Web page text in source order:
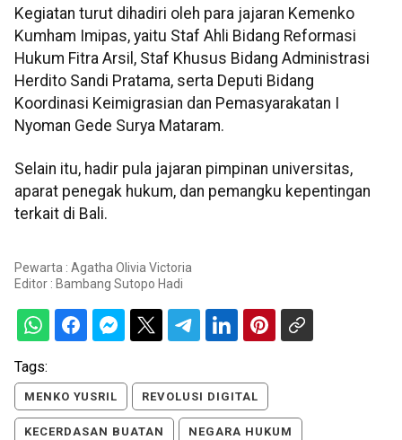
Kegiatan turut dihadiri oleh para jajaran Kemenko
Kumham Imipas, yaitu Staf Ahli Bidang Reformasi
Hukum Fitra Arsil, Staf Khusus Bidang Administrasi
Herdito Sandi Pratama, serta Deputi Bidang
Koordinasi Keimigrasian dan Pemasyarakatan I
Nyoman Gede Surya Mataram.
Selain itu, hadir pula jajaran pimpinan universitas,
aparat penegak hukum, dan pemangku kepentingan
terkait di Bali.
Pewarta : Agatha Olivia Victoria
Editor : Bambang Sutopo Hadi
Tags:
MENKO YUSRIL REVOLUSI DIGITAL
KECERDASAN BUATAN NEGARA HUKUM